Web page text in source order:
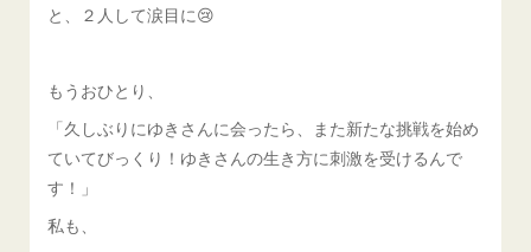
と、２人して涙目に😢
もうおひとり、
「久しぶりにゆきさんに会ったら、また新たな挑戦を始め
ていてびっくり！ゆきさんの生き方に刺激を受けるんで
す！」
私も、